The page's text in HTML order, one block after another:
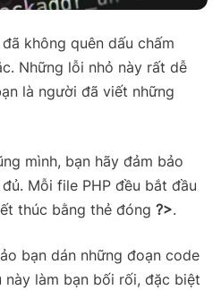
không quên dấu chấm
Những lỗi nhỏ này rất dễ
là người đã viết những
mình, bạn hãy đảm bảo
Mỗi file PHP đều bắt đầu
thúc bằng thẻ đóng ?>.
bạn dán những đoạn code
làm bạn bối rối, đặc biệt